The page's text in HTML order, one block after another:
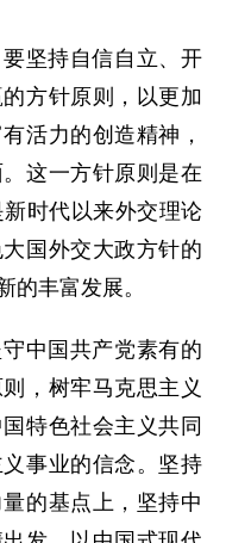
坚持自信自立、开
方针原则，以更加
活力的创造精神，
这一方针原则是在
时代以来外交理论
国外交大政方针的
的丰富发展。
中国共产党素有的
，树牢马克思主义
特色社会主义共同
事业的信念。坚持
的基点上，坚持中